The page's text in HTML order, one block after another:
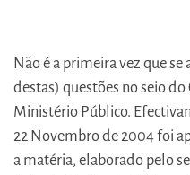
Não é a primeira vez que
destas) questões no seio
Ministério Público.
22 Novembro de 2004 foi
a matéria, elaborado pelo